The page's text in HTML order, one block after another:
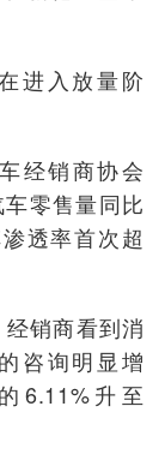
进入放量阶
经销商协会
零售量同比
透率首次超
销商看到消
咨询明显增
6.11%升至